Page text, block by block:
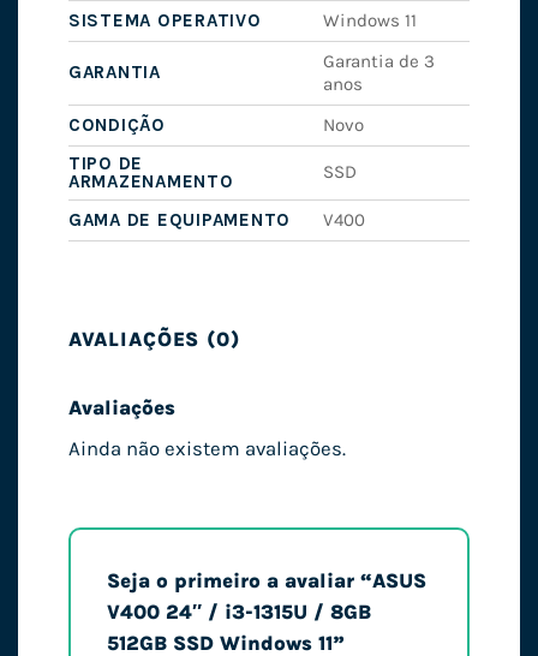
SISTEMA OPERATIVO
Windows 11
GARANTIA
Garantia de 3
anos
CONDIÇÃO
Novo
TIPO DE
ARMAZENAMENTO
SSD
GAMA DE EQUIPAMENTO V400
AVALIAÇÕES (0)
Avaliações
Ainda não existem avaliações.
Seja o primeiro a avaliar “ASUS
V400 24″ / i3-1315U / 8GB
512GB SSD Windows 11”